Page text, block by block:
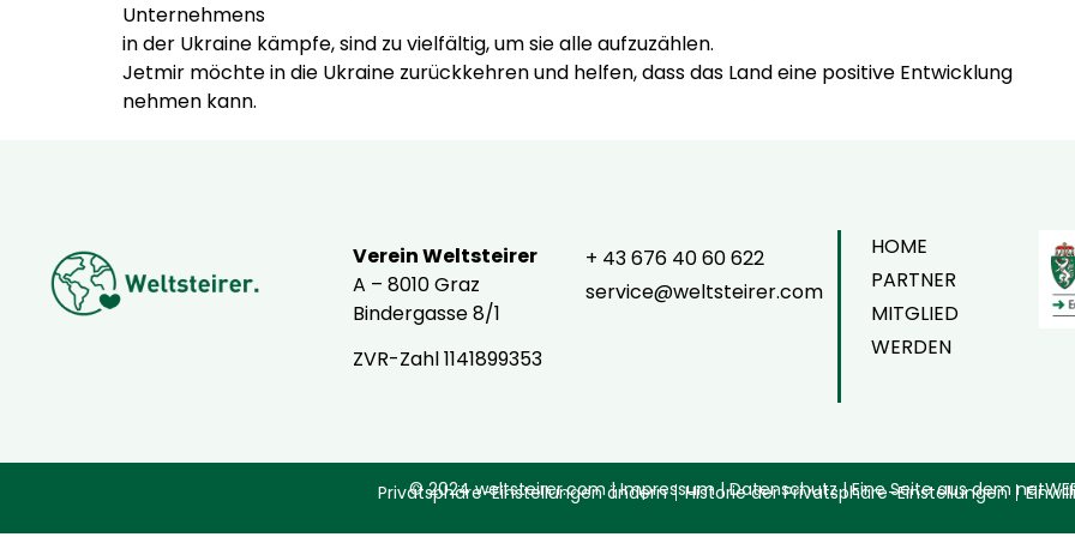
Unternehmens
in der Ukraine kämpfe, sind zu vielfältig, um sie alle aufzuzählen.
Jetmir möchte in die Ukraine zurückkehren und helfen, dass das Land eine positive Entwicklung
nehmen kann.
Verein Weltsteirer
A – 8010 Graz
Bindergasse 8/1
ZVR-Zahl 1141899353
+ 43 676 40 60 622
service@weltsteirer.com
HOME
PARTNER
MITGLIED
WERDEN
© 2024 weltsteirer.com |Impressum|Datenschutz| Eine Seite aus dem
Privatsphäre-Einstellungen ändern Historie der Privatsphäre-Einstellungen